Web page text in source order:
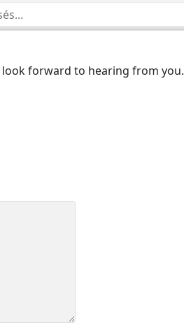
look forward to hearing from you.